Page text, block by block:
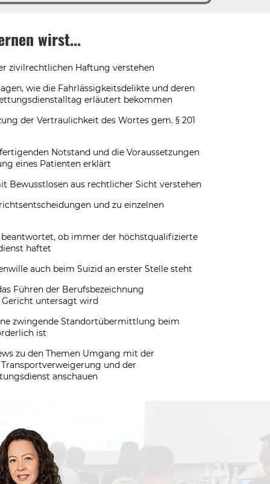
wirst...
zivilrechtlichen Haftung verstehen
wie die Fahrlässigkeitsdelikte und deren
erläutert bekommen
der Vertraulichkeit des Wortes gem. § 201
Notstand und die Voraussetzungen
eines Patienten erklärt
Bewusstlosen aus rechtlicher Sicht verstehen
und zu einzelnen
ob immer der höchstqualifizierte
haftet
auch beim Suizid an erster Stelle steht
Führen der Berufsbezeichnung
Gericht untersagt wird
zwingende Standortübermittlung beim
ist
zu den Themen Umgang mit der
und der
anschauen